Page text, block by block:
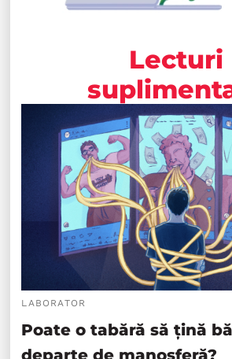
Lecturi
LABORATOR
Poate o tabără să țină